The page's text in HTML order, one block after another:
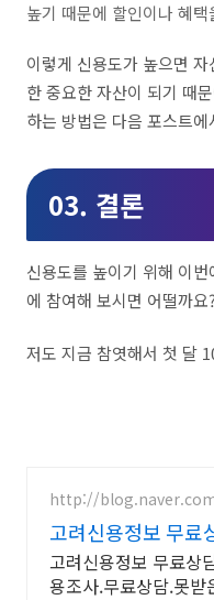
높기 때문에 할인이나 혜
이렇게 신용도가 높으면
한 중요한 자산이 되기 때
하는 방법은 다음 포스트
03. 결론
신용도를 높이기 위해 이
에 참여해 보시면 어떨까요
저도 지금 참엿해서 첫 달
http://
고려신용정보 무료
심 신용조사업 허
고려신용정보 무료상
용조사.무료상담.못받